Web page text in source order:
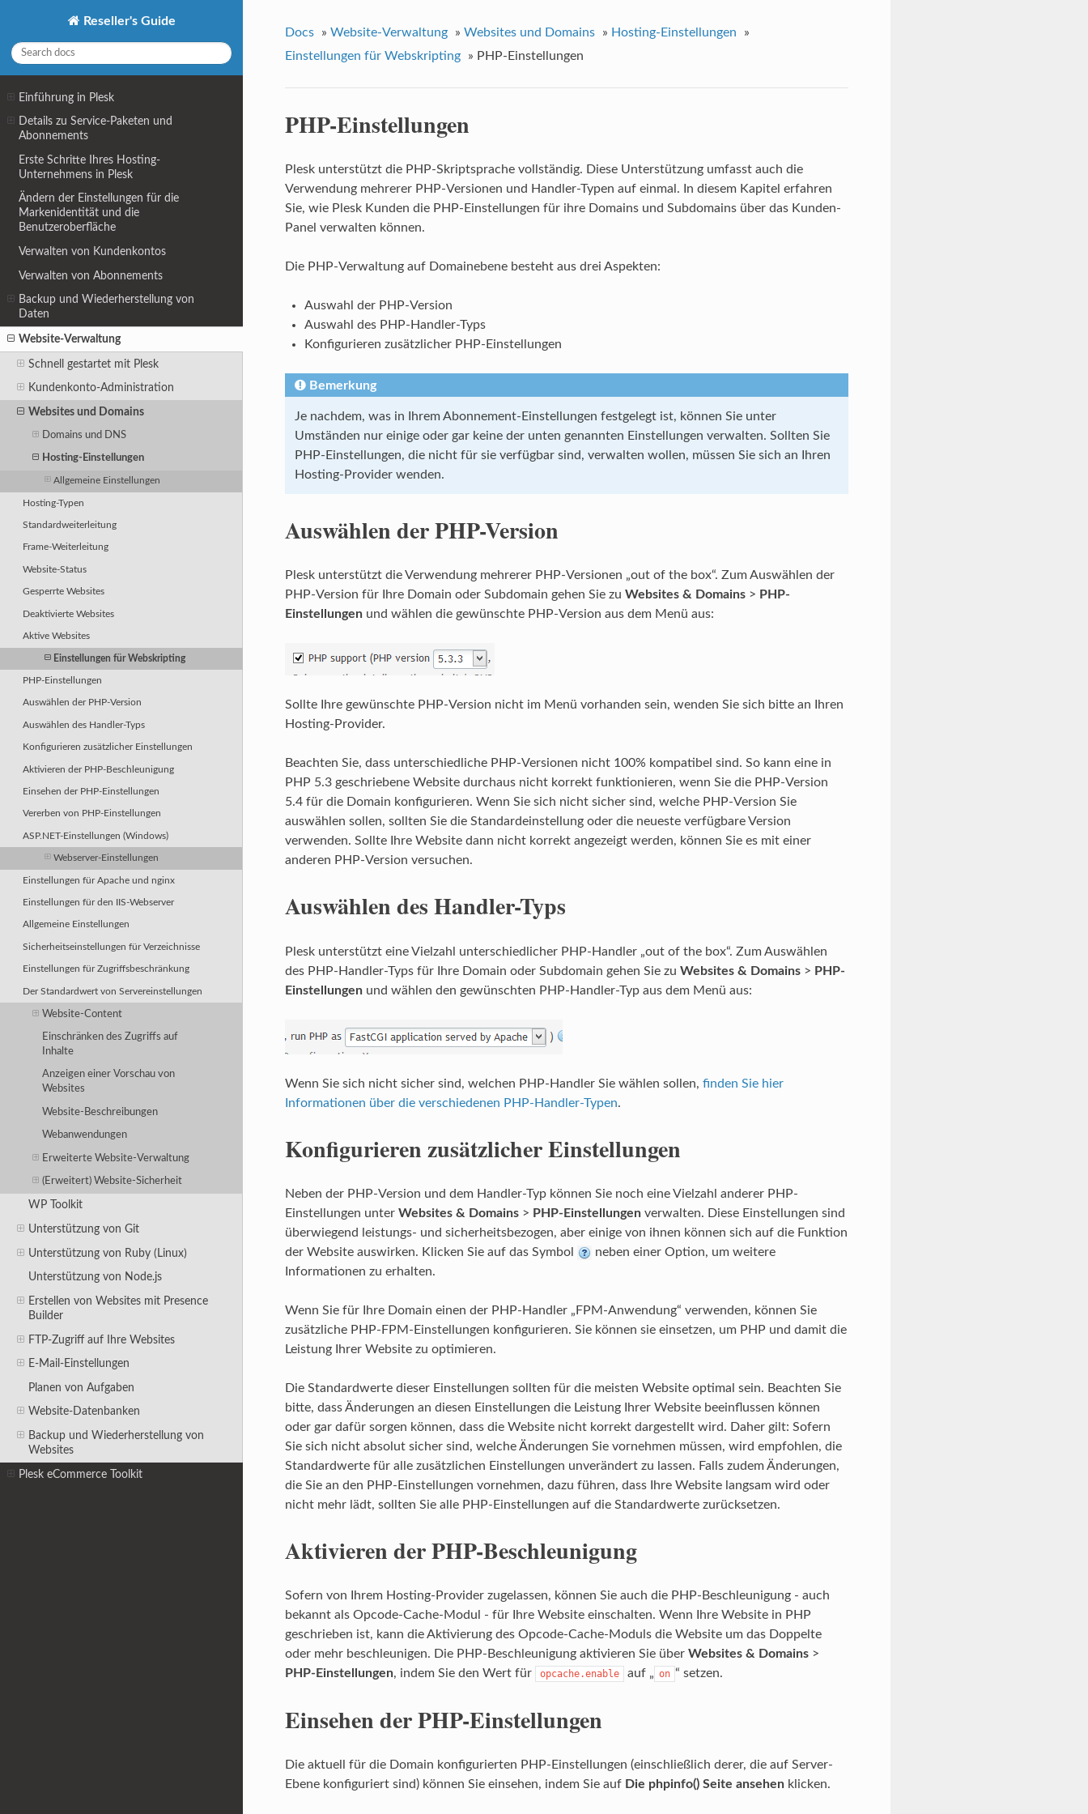
Reseller's Guide
Einführung in Plesk
Details zu Service-Paketen und
Abonnements
Erste Schritte Ihres Hosting-
Unternehmens in Plesk
Ändern der Einstellungen für die
Markenidentität und die
Benutzeroberfläche
Verwalten von Kundenkontos
Verwalten von Abonnements
Backup und Wiederherstellung von
Daten
Website-Verwaltung
Schnell gestartet mit Plesk
Kundenkonto-Administration
Websites und Domains
Domains und DNS
Hosting-Einstellungen
Allgemeine Einstellungen
Hosting-Typen
Standardweiterleitung
Frame-Weiterleitung
Website-Status
Gesperrte Websites
Deaktivierte Websites
Aktive Websites
Einstellungen für Webskripting
PHP-Einstellungen
Auswählen der PHP-Version
Auswählen des Handler-Typs
Konfigurieren zusätzlicher Einstellungen
Aktivieren der PHP-Beschleunigung
Einsehen der PHP-Einstellungen
Vererben von PHP-Einstellungen
ASP.NET-Einstellungen (Windows)
Webserver-Einstellungen
Einstellungen für Apache und nginx
Einstellungen für den IIS-Webserver
Allgemeine Einstellungen
Sicherheitseinstellungen für Verzeichnisse
Einstellungen für Zugriffsbeschränkung
Der Standardwert von Servereinstellungen
Website-Content
Einschränken des Zugriffs auf
Inhalte
Anzeigen einer Vorschau von
Websites
Website-Beschreibungen
Webanwendungen
Erweiterte Website-Verwaltung
(Erweitert) Website-Sicherheit
WP Toolkit
Unterstützung von Git
Unterstützung von Ruby (Linux)
Unterstützung von Node.js
Erstellen von Websites mit Presence
Builder
FTP-Zugriff auf Ihre Websites
E-Mail-Einstellungen
Planen von Aufgaben
Website-Datenbanken
Backup und Wiederherstellung von
Websites
Plesk eCommerce Toolkit
Docs » Website-Verwaltung » Websites und Domains » Hosting-Einstellungen
»
Einstellungen für Webskripting
» PHP-Einstellungen
PHP-Einstellungen
Plesk unterstützt die PHP-Skriptsprache vollständig. Diese Unterstützung umfasst auch die
Verwendung mehrerer PHP-Versionen und Handler-Typen auf einmal. In diesem Kapitel erfahren
Sie, wie Plesk Kunden die PHP-Einstellungen für ihre Domains und Subdomains über das Kunden-
Panel verwalten können.
Die PHP-Verwaltung auf Domainebene besteht aus drei Aspekten:
Auswahl der PHP-Version
Auswahl des PHP-Handler-Typs
Konfigurieren zusätzlicher PHP-Einstellungen
Bemerkung
Je nachdem, was in Ihrem Abonnement-Einstellungen festgelegt ist, können Sie unter
Umständen nur einige oder gar keine der unten genannten Einstellungen verwalten. Sollten Sie
PHP-Einstellungen, die nicht für sie verfügbar sind, verwalten wollen, müssen Sie sich an Ihren
Hosting-Provider wenden.
Auswählen der PHP-Version
Plesk unterstützt die Verwendung mehrerer PHP-Versionen „out of the box“. Zum Auswählen der
PHP-Version für Ihre Domain oder Subdomain gehen Sie zu Websites & Domains> PHP-
Einstellungenund wählen die gewünschte PHP-Version aus dem Menü aus:
Sollte Ihre gewünschte PHP-Version nicht im Menü vorhanden sein, wenden Sie sich bitte an Ihren
Hosting-Provider.
Beachten Sie, dass unterschiedliche PHP-Versionen nicht 100% kompatibel sind. So kann eine in
PHP 5.3 geschriebene Website durchaus nicht korrekt funktionieren, wenn Sie die PHP-Version
5.4 für die Domain konfigurieren. Wenn Sie sich nicht sicher sind, welche PHP-Version Sie
auswählen sollen, sollten Sie die Standardeinstellung oder die neueste verfügbare Version
verwenden. Sollte Ihre Website dann nicht korrekt angezeigt werden, können Sie es mit einer
anderen PHP-Version versuchen.
Auswählen des Handler-Typs
Plesk unterstützt eine Vielzahl unterschiedlicher PHP-Handler „out of the box“. Zum Auswählen
des PHP-Handler-Typs für Ihre Domain oder Subdomain gehen Sie zu Websites & Domains> PHP-
Einstellungenund wählen den gewünschten PHP-Handler-Typ aus dem Menü aus:
Wenn Sie sich nicht sicher sind, welchen PHP-Handler Sie wählen sollen, finden Sie hier
Informationen über die verschiedenen PHP-Handler-Typen.
Konfigurieren zusätzlicher Einstellungen
Neben der PHP-Version und dem Handler-Typ können Sie noch eine Vielzahl anderer PHP-
Einstellungen unter Websites & Domains> PHP-Einstellungenverwalten. Diese Einstellungen sind
überwiegend leistungs- und sicherheitsbezogen, aber einige von ihnen können sich auf die Funktion
der Website auswirken. Klicken Sie auf das Symbol
neben einer Option, um weitere
Informationen zu erhalten.
Wenn Sie für Ihre Domain einen der PHP-Handler „FPM-Anwendung“ verwenden, können Sie
zusätzliche PHP-FPM-Einstellungen konfigurieren. Sie können sie einsetzen, um PHP und damit die
Leistung Ihrer Website zu optimieren.
Die Standardwerte dieser Einstellungen sollten für die meisten Website optimal sein. Beachten Sie
bitte, dass Änderungen an diesen Einstellungen die Leistung Ihrer Website beeinflussen können
oder gar dafür sorgen können, dass die Website nicht korrekt dargestellt wird. Daher gilt: Sofern
Sie sich nicht absolut sicher sind, welche Änderungen Sie vornehmen müssen, wird empfohlen, die
Standardwerte für alle zusätzlichen Einstellungen unverändert zu lassen. Falls zudem Änderungen,
die Sie an den PHP-Einstellungen vornehmen, dazu führen, dass Ihre Website langsam wird oder
nicht mehr lädt, sollten Sie alle PHP-Einstellungen auf die Standardwerte zurücksetzen.
Aktivieren der PHP-Beschleunigung
Sofern von Ihrem Hosting-Provider zugelassen, können Sie auch die PHP-Beschleunigung - auch
bekannt als Opcode-Cache-Modul - für Ihre Website einschalten. Wenn Ihre Website in PHP
geschrieben ist, kann die Aktivierung des Opcode-Cache-Moduls die Website um das Doppelte
oder mehr beschleunigen. Die PHP-Beschleunigung aktivieren Sie über Websites & Domains>
PHP-Einstellungen, indem Sie den Wert für opcache.enable auf „ on “ setzen.
Einsehen der PHP-Einstellungen
Die aktuell für die Domain konfigurierten PHP-Einstellungen (einschließlich derer, die auf Server-
Ebene konfiguriert sind) können Sie einsehen, indem Sie auf Die phpinfo() Seite ansehenklicken.